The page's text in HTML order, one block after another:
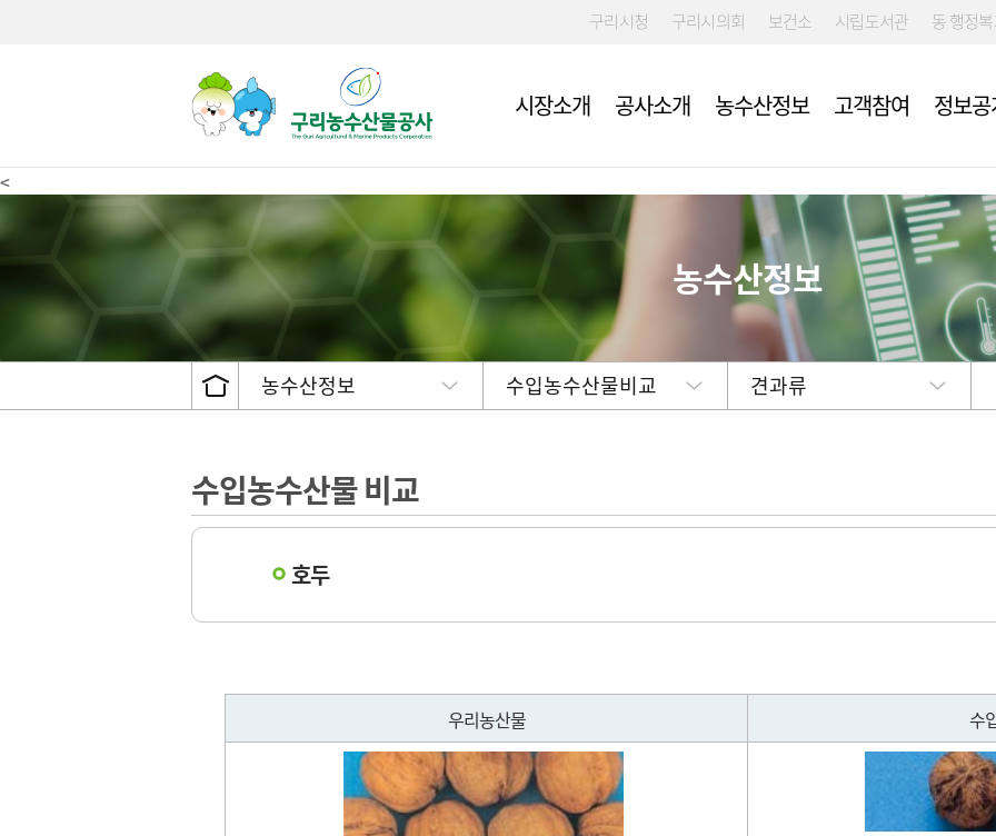
구리시청 구리시의회 보건소 시립도서관 동 행정
시장소개
거래현황
유통종사자 현황
경매시간 안내
시장 및 시설안내
도매시장 예약신청
자동심장충격기(AED) 설치장
공중화장실 비상벨 배치도 안
농협구리공판장
구리청과(주)
(주)인터넷청과
수협구리공판장
강북수산(주)
중도매법인
주차현황
이용안내
언론보도자료
공사소개
CEO인사
CEO인터뷰
공사CI/캐릭터소개
인권 · 윤리경영
안전경영
조직도
경영기획팀
유통물류진흥팀
고객지원팀
재난안전팀
청렴감사팀
공고 및 입찰·채용
수의계약공개방
발주계획
경영목표 및 운영계획
ESG전략체계
결산서
고객만족도 조사결과 및 경영
실적 평가결과
감사결과
업무추진비집행현황
내부규정
부패알리오(부
위 신고센터)
예산낭비신고
윤리경영 자가
농수산정보
두류/서류
채소류
산채류
견과류
과실류
버섯류
인삼류
친환경농산물
다
확인요령
부적격품 조치
친환경농산물
고객참여
고객서비스 헌장
서비스이행표준
이행실적
주민참여예산제
설문조사
신고접수
구리도매시장
견학안내
상생협력사회공헌활동 (행사
소식)
정보
제도안내
불복구제절차 및 방법
비공개대상정보세부기준
서식자료
관련법령
정보공개접수처안내
개인정보처리방침
영상정보기기 운영 및 관리방
침
<
농수산정보
농수산정보 수입농수산물비교 견과류
수입농수산물 비교
호두
우리농산물 수